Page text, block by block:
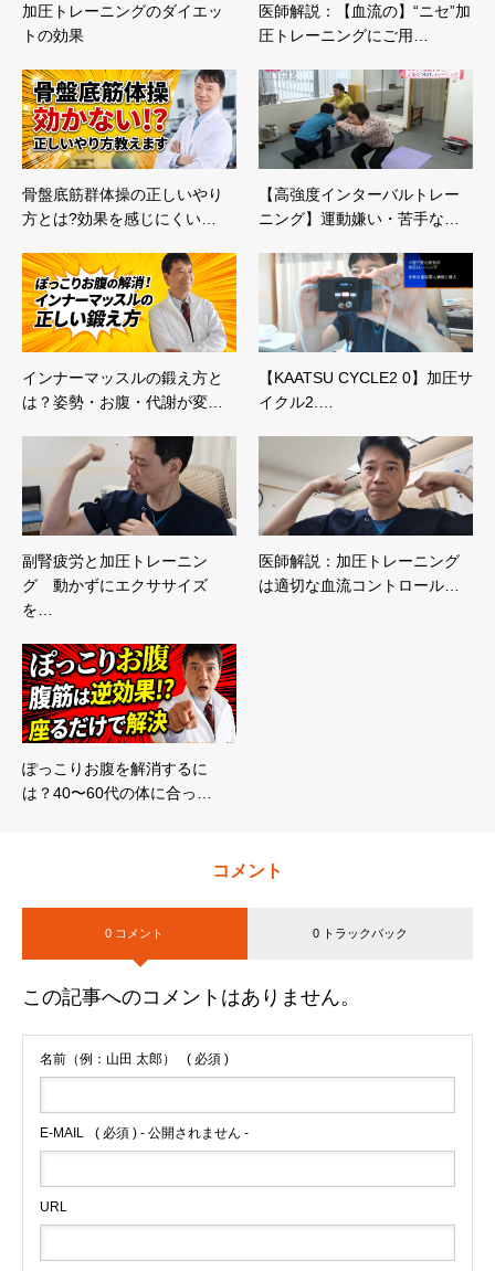
加圧トレーニングのダイエッ
トの効果
医師解説：【血流の】“ニセ”加
圧トレーニングにご用…
骨盤底筋群体操の正しいやり
方とは?効果を感じにくい…
【高強度インターバルトレー
ニング】運動嫌い・苦手な…
インナーマッスルの鍛え方と
は？姿勢・お腹・代謝が変…
【KAATSU CYCLE2 0】加圧サ
イクル2.…
副腎疲労と加圧トレーニン
グ 動かずにエクササイズ
を…
医師解説：加圧トレーニング
は適切な血流コントロール…
ぽっこりお腹を解消するに
は？40〜60代の体に合っ…
コメント
0 コメント 0 トラックバック
この記事へのコメントはありません。
名前（例：山田 太郎） ( 必須 )
E-MAIL ( 必須 ) - 公開されません -
URL